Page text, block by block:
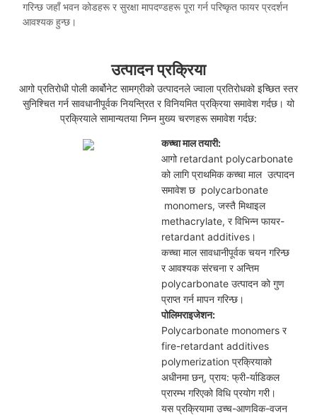
गरिन्छ जहाँ भवन कोडहरू र सुरक्षा मापदण्डहरू पूरा गर्न परिष्कृत फायर प्रदर्शन
आवश्यक हुन्छ।
उत्पादन प्रक्रिया
आगो प्रतिरोधी पोली कार्बोनेट सामग्रीको उत्पादनले ज्वाला प्रतिरोधको इच्छित स्तर
सुनिश्चित गर्न सावधानीपूर्वक नियन्त्रित र विनियमित प्रक्रिया समावेश गर्दछ। यो
प्रक्रियाले सामान्यतया निम्न मुख्य चरणहरू समावेश गर्दछ:
कच्चा माल तयारी:
आगो retardant polycarbonate
को लागि प्राथमिक कच्चा माल उत्पादन
समावेश छ polycarbonate
monomers, जस्तै मिथाइल
methacrylate, र विभिन्न फायर-
retardant additives।
कच्चा माल सावधानीपूर्वक चयन गरिन्छ
र आवश्यक संरचना र अन्तिम
polycarbonate उत्पादन को गुण
प्राप्त गर्न मापन गरिन्छ।
पोलिमराइजेशन:
Polycarbonate monomers र
fire-retardant additives
polymerization प्रक्रियाको
अधीनमा छन्, प्राय: फ्री-र्याडिकल
प्रारम्भ गरिएको विधि प्रयोग गरी।
यस प्रक्रियामा उच्च-आणविक-वजन